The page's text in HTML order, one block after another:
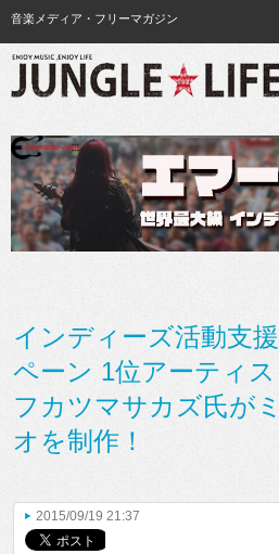
音楽メディア・フリーマガジン
インディーズ活動支
ペーン 1位アーティ
フカツマサカズ氏が
オを制作！
2015/09/19 21:37